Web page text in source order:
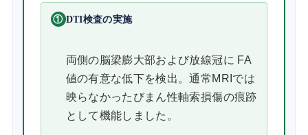
① DTI検査の実施
両側の脳梁膨大部および放線冠に FA
値の有意な低下を検出。通常MRIでは
映らなかったびまん性軸索損傷の痕跡
として機能しました。